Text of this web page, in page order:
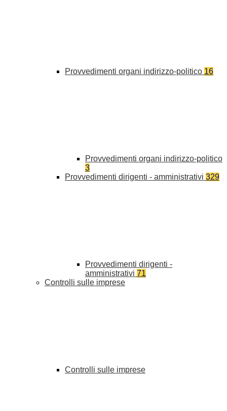
Provvedimenti organi indirizzo-politico 16
Provvedimenti organi indirizzo-politico
3
Provvedimenti dirigenti - amministrativi 329
Provvedimenti dirigenti -
amministrativi 71
Controlli sulle imprese
Controlli sulle imprese